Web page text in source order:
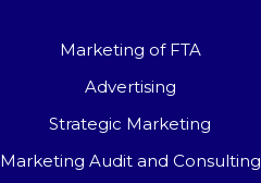
Marketing of FTA
Advertising
Strategic Marketing
Marketing Audit and Consulting